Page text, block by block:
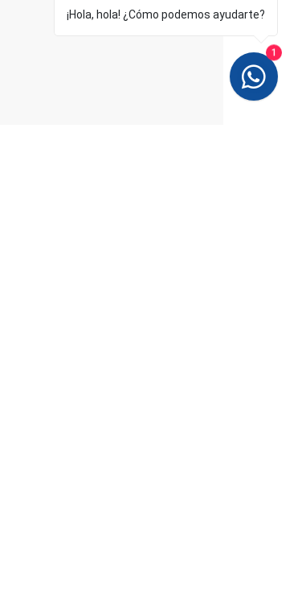
¡Hola, hola! ¿Cómo podemos ayudarte?
1